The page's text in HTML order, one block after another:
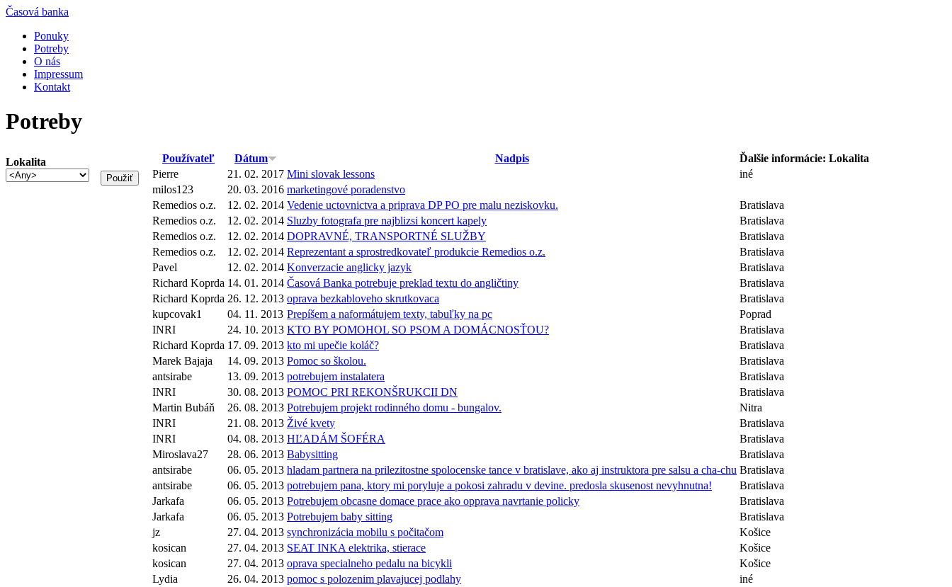
Časová banka
Ponuky
Potreby
O nás
Impressum
Kontakt
Potreby
Lokalita Používateľ Dátum Nadpis
Ďalšie informácie: Lokalita
Pierre
21. 02. 2017 Mini slovak lessons
iné
milos123
20. 03. 2016 marketingové poradenstvo
Remedios o.z.
12. 02. 2014 Vedenie uctovnictva a priprava DP PO pre malu neziskovku.
Bratislava
Remedios o.z.
12. 02. 2014 Sluzby fotografa pre najblizsi koncert kapely
Bratislava
Remedios o.z.
12. 02. 2014 DOPRAVNÉ, TRANSPORTNÉ SLUŽBY
Bratislava
Remedios o.z.
12. 02. 2014 Reprezentant a sprostredkovateľ produkcie Remedios o.z.
Bratislava
Pavel
12. 02. 2014 Konverzacie anglicky jazyk
Bratislava
Richard Koprda 14. 01. 2014 Časová Banka potrebuje preklad textu do angličtiny
Bratislava
Richard Koprda 26. 12. 2013 oprava bezkabloveho skrutkovaca
Bratislava
kupcovak1
04. 11. 2013 Prepíšem a naformátujem texty, tabuľky na pc
Poprad
INRI
24. 10. 2013 KTO BY POMOHOL SO PSOM A DOMÁCNOSŤOU?
Bratislava
Richard Koprda 17. 09. 2013 kto mi upečie koláč?
Bratislava
Marek Bajaja
14. 09. 2013 Pomoc so školou.
Bratislava
antsirabe
13. 09. 2013 potrebujem instalatera
Bratislava
INRI
30. 08. 2013 POMOC PRI REKONŠRUKCII DN
Bratislava
Martin Bubáň
26. 08. 2013 Potrebujem projekt rodinného domu - bungalov.
Nitra
INRI
21. 08. 2013 Živé kvety
Bratislava
INRI
04. 08. 2013 HĽADÁM ŠOFÉRA
Bratislava
Miroslava27
28. 06. 2013 Babysitting
Bratislava
antsirabe
06. 05. 2013 hladam partnera na prilezitostne spolocenske tance v bratislave, ako aj instruktora pre salsu a cha-chu Bratislava
antsirabe
06. 05. 2013 potrebujem pana, ktory mi poryluje a pokosi zahradu v devine. predosla skusenost nevyhnutna!
Bratislava
Jarkafa
06. 05. 2013 Potrebujem obcasne domace prace ako opprava navrtanie policky
Bratislava
Jarkafa
06. 05. 2013 Potrebujem baby sitting
Bratislava
jz
27. 04. 2013 synchronizácia mobilu s počitačom
Košice
kosican
27. 04. 2013 SEAT INKA elektrika, stierace
Košice
kosican
27. 04. 2013 oprava specialneho pedalu na bicykli
Košice
Lydia
26. 04. 2013 pomoc s polozenim plavajucej podlahy
iné